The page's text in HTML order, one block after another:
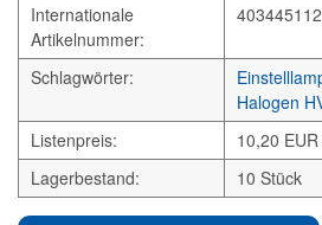
Internationale
Artikelnummer:
Schlagwörter:
Halogen
Listenpreis:
10,20
Lagerbestand:
10 Stück